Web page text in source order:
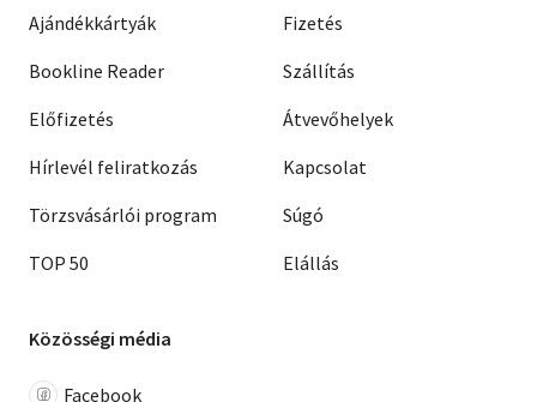
Ajándékkártyák
Bookline Reader
Előfizetés
Hírlevél feliratkozás
Törzsvásárlói program
TOP 50
Fizetés
Szállítás
Átvevőhelyek
Kapcsolat
Súgó
Elállás
Közösségi média
Facebook